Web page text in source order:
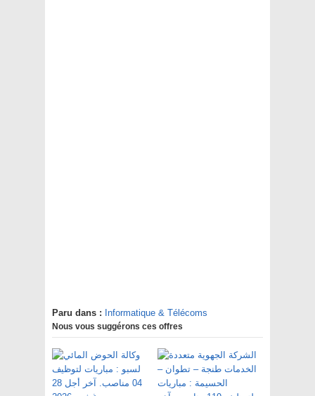
Paru dans : Informatique & Télécoms
Nous vous suggérons ces offres